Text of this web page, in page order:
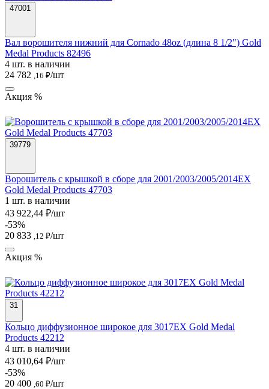
47001
Вал ворошителя нижний для Cornado 48oz (длина 8 1/2") Gold
Medal Products 82496
4 шт. в наличии
24 782 ,16 ₽/шт
Акция %
39779
Ворошитель с крышкой в сборе для 2001/2003/2005/2014EX
Gold Medal Products 47703
1 шт. в наличии
43 922,44 ₽/шт
-53%
20 833 ,12 ₽/шт
Акция %
31
Кольцо диффузионное широкое для 3017EX Gold Medal
Products 42212
4 шт. в наличии
43 010,64 ₽/шт
-53%
20 400 ,60 ₽/шт